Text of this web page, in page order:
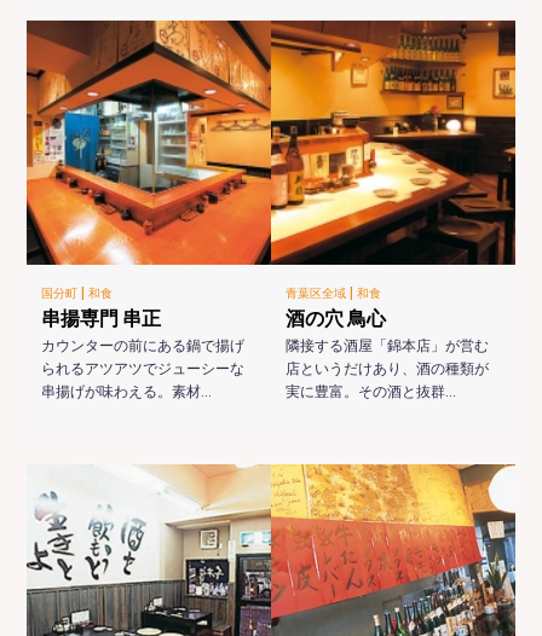
国分町 |和食
串揚専門 串正
カウンターの前にある鍋で揚げ
られるアツアツでジューシーな
串揚げが味わえる。素材…
青葉区全域 | 和食
酒の穴 鳥心
隣接する酒屋「錦本店」が営む
店というだけあり、酒の種類が
実に豊富。その酒と抜群…